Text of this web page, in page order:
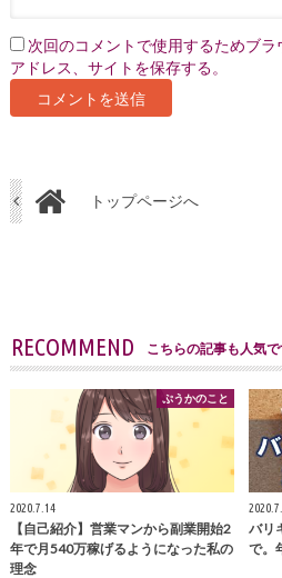
次回のコメントで使用するためブ
アドレス、サイトを保存する。
トップページへ
RECOMMEND こちらの記事も人気で
ぷうかのこと
2020.7.14
【自己紹介】営業マンから副業開始2
年で月540万稼げるようになった私の
理念
バリ
で。